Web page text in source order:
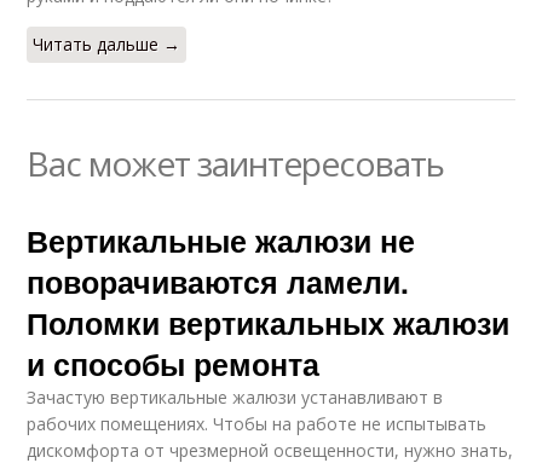
Читать дальше →
Вас может заинтересовать
Вертикальные жалюзи не
поворачиваются ламели.
Поломки вертикальных жалюзи
и способы ремонта
Зачастую вертикальные жалюзи устанавливают в
рабочих помещениях. Чтобы на работе не испытывать
дискомфорта от чрезмерной освещенности, нужно знать,